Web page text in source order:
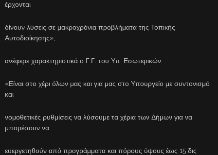
έρχονται
δίνουν λύσεις σε μακροχρόνια προβλήματα της Τοπικής
Αυτοδιοίκησης»,
ανέφερε χαρακτηριστικά ο Γ.Γ. του Υπ. Εσωτερικών.
«Είναι στο χέρι όλων μας και για μας στο Υπουργείο με συντονισμό
και
νομοθετικές ρυθμίσεις να λύσουμε τα χέρια των Δήμων για να
μπορέσουν να
ευεργετηθούν από προγράμματα και πόρους ύψους έως 15 δις